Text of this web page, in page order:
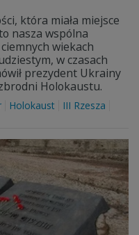
która miała miejsce
nasza wspólna
wiekach
w czasach
prezydent Ukrainy
Holokaustu.
Holokaust
III Rzesza